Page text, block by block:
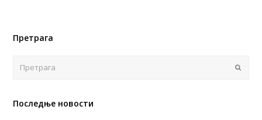
Претрага
Последње новости